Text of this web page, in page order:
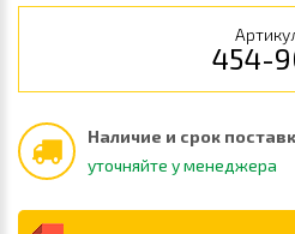
454-
Наличие и срок
уточняйте у менеджера